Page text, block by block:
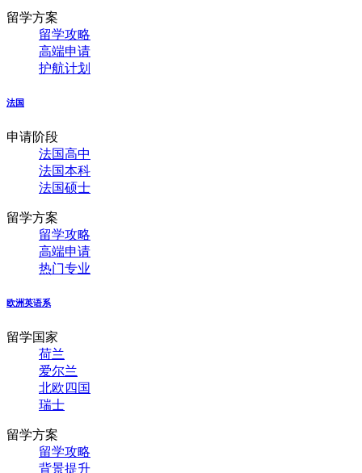
留学方案
留学攻略
高端申请
护航计划
法国
申请阶段
法国高中
法国本科
法国硕士
留学方案
留学攻略
高端申请
热门专业
欧洲英语系
留学国家
荷兰
爱尔兰
北欧四国
瑞士
留学方案
留学攻略
背景提升